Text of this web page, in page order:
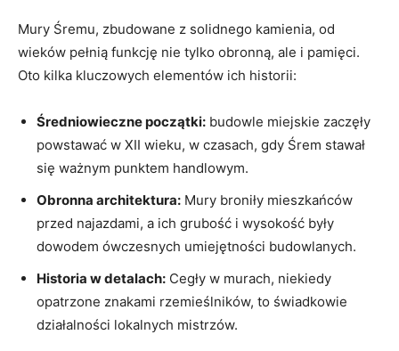
Mury Śremu, zbudowane z solidnego kamienia, od
wieków⁤ pełnią funkcję ⁢nie tylko⁢ obronną, ale i pamięci.
Oto kilka kluczowych elementów ich ⁣historii:
Średniowieczne początki: ​budowle ⁤miejskie zaczęły
powstawać w XII wieku, w czasach, ‍gdy Śrem stawał⁢
się ważnym ⁢punktem ⁣handlowym.
Obronna‌ architektura: Mury broniły mieszkańców⁣
przed‌ najazdami,⁣ a ich‌ grubość‍ i wysokość były
dowodem ówczesnych umiejętności budowlanych.
Historia w detalach: Cegły w⁤ murach, niekiedy
opatrzone znakami ⁤rzemieślników, to świadkowie⁢
działalności lokalnych mistrzów.